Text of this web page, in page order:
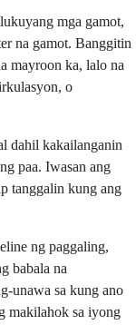
mga gamot,
na gamot. Banggitin
mayroon ka, lalo na
o
dahil kakailanganin
paa. Iwasan ang
tanggalin kung ang
ng paggaling,
babala na
unawa sa kung ano
makilahok sa iyong